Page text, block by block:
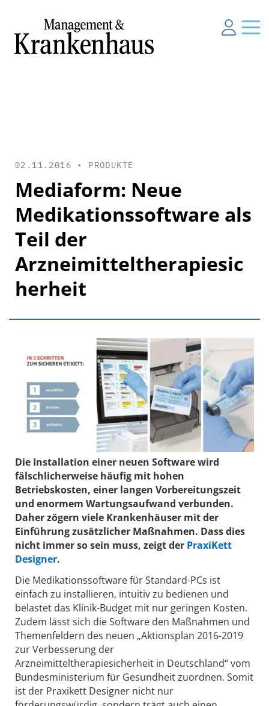
02.11.2016 • PRODUKTE
Mediaform: Neue
Medikationssoftware als
Teil der
Arzneimitteltherapiesic
herheit
Die Installation einer neuen Software wird
fälschlicherweise häufig mit hohen
Betriebskosten, einer langen Vorbereitungszeit
und enormem Wartungsaufwand verbunden.
Daher zögern viele Krankenhäuser mit der
Einführung zusätzlicher Maßnahmen. Dass dies
nicht immer so sein muss, zeigt der PraxiKett
Designer.
Die Medikationssoftware für Standard-PCs ist
einfach zu installieren, intuitiv zu bedienen und
belastet das Klinik-Budget mit nur geringen Kosten.
Zudem lässt sich die Software den Maßnahmen und
Themenfeldern des neuen „Aktionsplan 2016-2019
zur Verbesserung der
Arzneimitteltherapiesicherheit in Deutschland“ vom
Bundesministerium für Gesundheit zuordnen. Somit
ist der Praxikett Designer nicht nur